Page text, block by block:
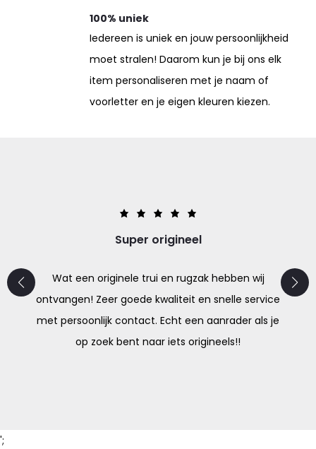
100% uniek
Iedereen is uniek en jouw persoonlijkheid
moet stralen! Daarom kun je bij ons elk
item personaliseren met je naam of
voorletter en je eigen kleuren kiezen.
Super origineel
Wat een originele trui en rugzak hebben wij
ontvangen! Zeer goede kwaliteit en snelle service
met persoonlijk contact. Echt een aanrader als je
op zoek bent naar iets origineels!!
';